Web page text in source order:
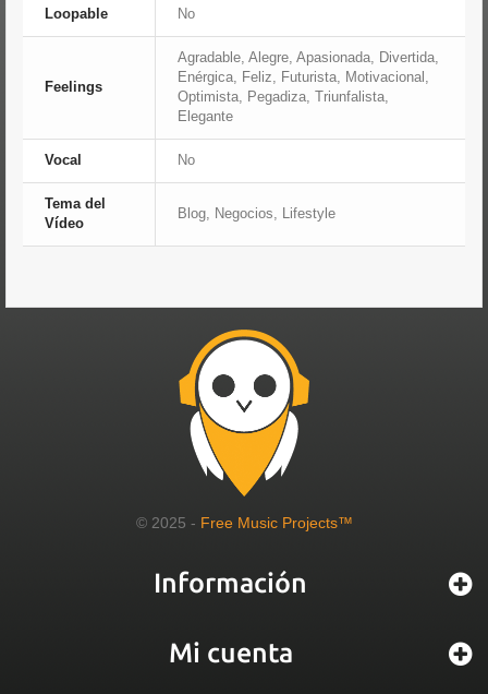
Loopable No
Feelings
Agradable, Alegre, Apasionada, Divertida,
Enérgica, Feliz, Futurista, Motivacional,
Optimista, Pegadiza, Triunfalista,
Elegante
Vocal No
Tema del
Vídeo
Blog, Negocios, Lifestyle
© 2025 - Free Music Projects™
Información
Mi cuenta